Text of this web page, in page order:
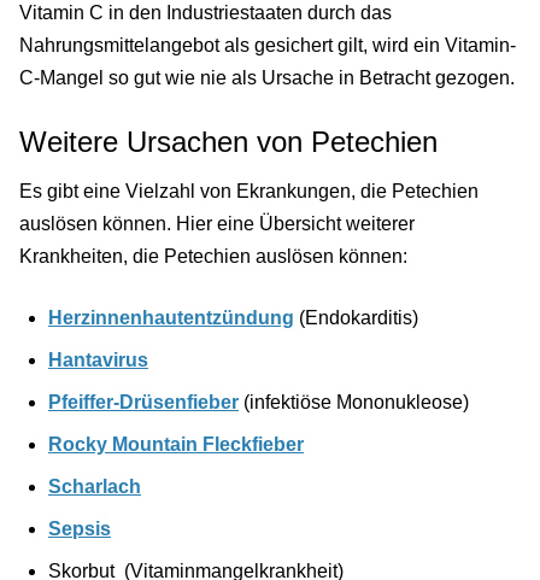
Vitamin C in den Industriestaaten durch das
Nahrungsmittelangebot als gesichert gilt, wird ein Vitamin-
C-Mangel so gut wie nie als Ursache in Betracht gezogen.
Weitere Ursachen von Petechien
Es gibt eine Vielzahl von Ekrankungen, die Petechien
auslösen können. Hier eine Übersicht weiterer
Krankheiten, die Petechien auslösen können:
Herzinnenhautentzündung (Endokarditis)
Hantavirus
Pfeiffer-Drüsenfieber (infektiöse Mononukleose)
Rocky Mountain Fleckfieber
Scharlach
Sepsis
Skorbut (Vitaminmangelkrankheit)